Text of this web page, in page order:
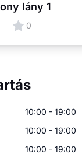
lány 1
0
10:00 - 19:00
10:00 - 19:00
10:00 - 19:00